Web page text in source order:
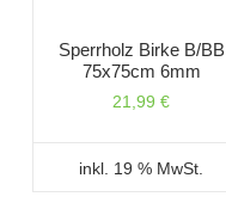
Sperrholz Birke B/BB
75x75cm 6mm
21,99€
inkl. 19 % MwSt.